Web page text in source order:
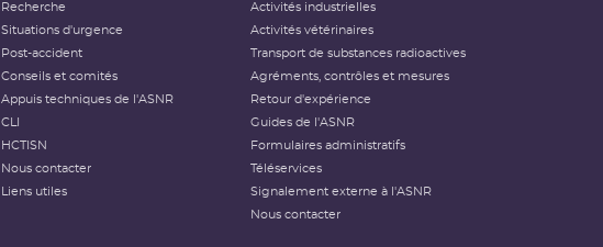
Recherche
Situations d'urgence
Post-accident
Conseils et comités
Appuis techniques de l'ASNR
CLI
HCTISN
Nous contacter
Liens utiles
Activités industrielles
Activités vétérinaires
Transport de substances radioactives
Agréments, contrôles et mesures
Retour d'expérience
Guides de l'ASNR
Formulaires administratifs
Téléservices
Signalement externe à l'ASNR
Nous contacter